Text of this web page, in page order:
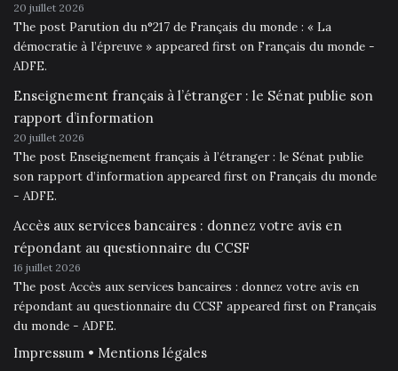
20 juillet 2026
The post Parution du n°217 de Français du monde : « La
démocratie à l’épreuve » appeared first on Français du monde -
ADFE.
Enseignement français à l’étranger : le Sénat publie son
rapport d’information
20 juillet 2026
The post Enseignement français à l’étranger : le Sénat publie
son rapport d’information appeared first on Français du monde
- ADFE.
Accès aux services bancaires : donnez votre avis en
répondant au questionnaire du CCSF
16 juillet 2026
The post Accès aux services bancaires : donnez votre avis en
répondant au questionnaire du CCSF appeared first on Français
du monde - ADFE.
Impressum • Mentions légales